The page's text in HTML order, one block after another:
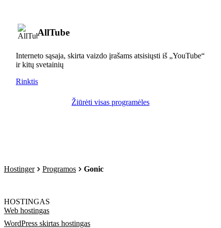
AllTube
Interneto sąsaja, skirta vaizdo įrašams atsisiųsti iš „YouTube“
ir kitų svetainių
Rinktis
Žiūrėti visas programėles
Hostinger Programos Gonic
HOSTINGAS
Web hostingas
WordPress skirtas hostingas